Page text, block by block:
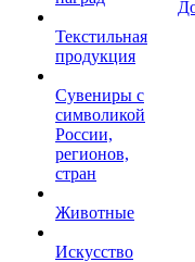
Текстильная
продукция
Сувениры с
символикой
России,
регионов,
стран
Животные
Искусство